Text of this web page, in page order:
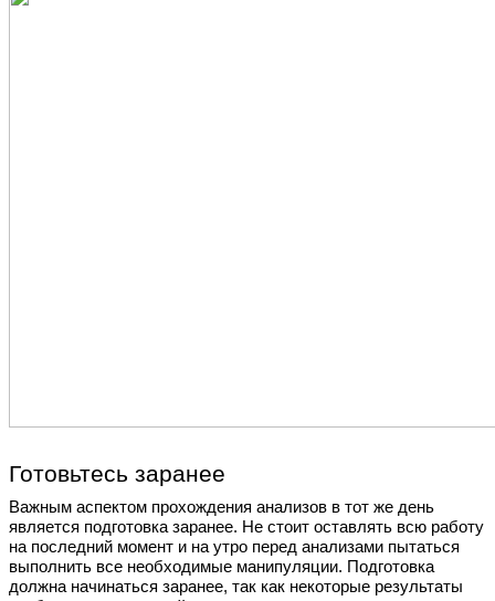
Готовьтесь заранее
Важным аспектом прохождения анализов в тот же день
является подготовка заранее. Не стоит оставлять всю работу
на последний момент и на утро перед анализами пытаться
выполнить все необходимые манипуляции. Подготовка
должна начинаться заранее, так как некоторые результаты